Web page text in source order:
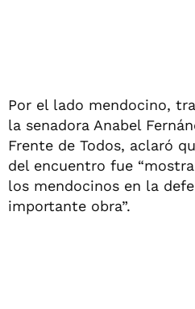
Por el lado mendocino,
la senadora Anabel
Frente de Todos, aclaró
del encuentro fue
los mendocinos en la
importante obra”.